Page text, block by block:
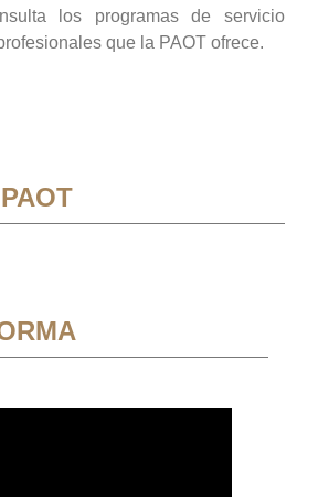
los programas de servicio
que la PAOT ofrece.